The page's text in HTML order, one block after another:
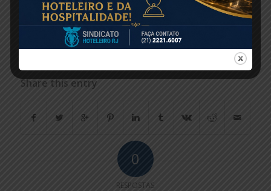
*O texto é da assessoria de imprensa da Atlantica
Hotels
Fonte: Hosteltur Brasil
Share this entry
0
RESPOSTAS